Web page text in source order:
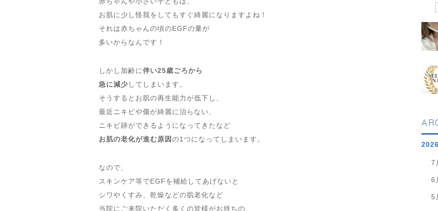
お肌に少し怪我をしてもすぐ綺麗になりますよね！
それは赤ちゃんの頃のEGFの量が
多いからなんです！
しかし加齢に伴い25歳ごろから
急に減少してしまいます。
そうするとお肌の再生能力が低下し、
最近ニキビや傷が綺麗に治らない、
ニキビ跡ができるようになってきたなど
お肌の老化が進む原因の1つになってしまいます。
なので、
スキンケア等でEGFを補給してあげないと
シワやくすみ、乾燥などの肌老化など
当院にご来院いただく多くの皆様がお持ちの
2026
7
6
5